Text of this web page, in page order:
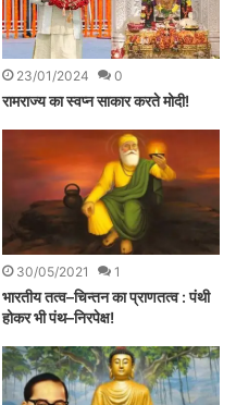
23/01/2024 0
रामराज्य का स्वप्न साकार करते मोदी!
30/05/2021 1
भारतीय तत्व–चिन्तन का प्राणतत्व : पंथी
होकर भी पंथ–निरपेक्ष!